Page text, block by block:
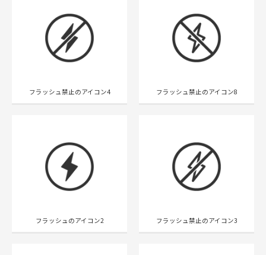
フラッシュ禁止のアイコン4 フラッシュ禁止のアイコン8
フラッシュのアイコン2 フラッシュ禁止のアイコン3